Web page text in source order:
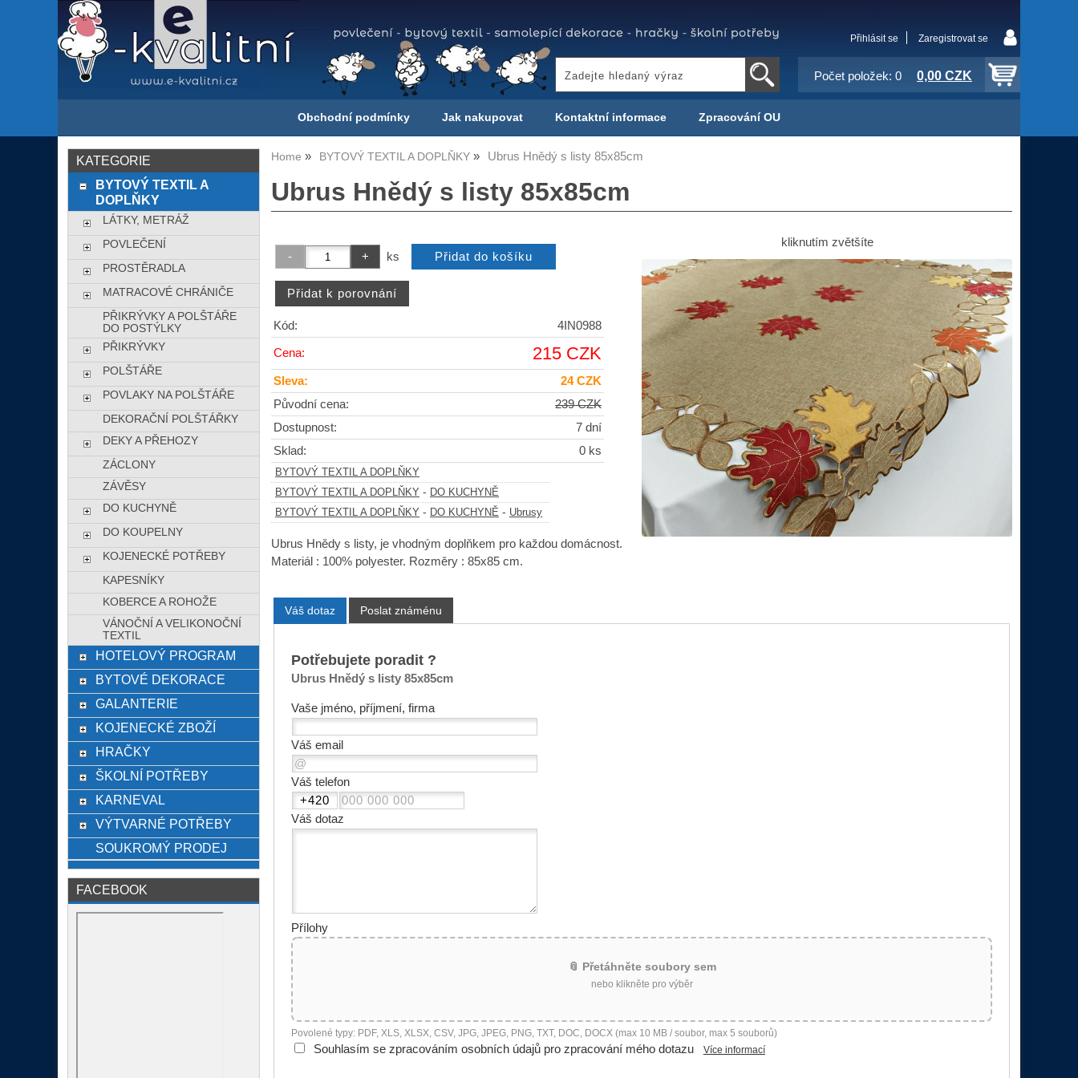
Přihlásit se Zaregistrovat se
Počet položek: 0 0,00 CZK
Obchodní podmínky Jak nakupovat Kontaktní informace Zpracování OU
Home BYTOVÝ TEXTIL A DOPLŇKY Ubrus Hnědý s listy 85x85cm
Ubrus Hnědý s listy 85x85cm
kliknutím zvětšíte
ks
Kód: 4IN0988
Cena: 215 CZK
Sleva:
24 CZK
Původní cena:
239 CZK
Dostupnost:
7 dní
Sklad:
0 ks
BYTOVÝ TEXTIL A DOPLŇKY
BYTOVÝ TEXTIL A DOPLŇKY - DO KUCHYNĚ
BYTOVÝ TEXTIL A DOPLŇKY - DO KUCHYNĚ - Ubrusy
Ubrus Hnědy s listy, je vhodným doplňkem pro každou domácnost.
Materiál : 100% polyester. Rozměry : 85x85 cm.
Váš dotaz Poslat známénu
Potřebujete poradit ?
Ubrus Hnědý s listy 85x85cm
Vaše jméno, příjmení, firma
Váš email
Váš telefon
Váš dotaz
Přílohy
📎 Přetáhněte soubory sem
nebo klikněte pro výběr
Povolené typy: PDF, XLS, XLSX, CSV, JPG, JPEG, PNG, TXT, DOC, DOCX (max 10 MB / soubor, max 5 souborů)
Souhlasím se zpracováním osobních údajů pro zpracování mého dotazu Více informací
KATEGORIE
BYTOVÝ TEXTIL A
DOPLŇKY
LÁTKY, METRÁŽ
POVLEČENÍ
PROSTĚRADLA
MATRACOVÉ CHRÁNIČE
PŘIKRÝVKY A POLŠTÁŘE
DO POSTÝLKY
PŘIKRÝVKY
POLŠTÁŘE
POVLAKY NA POLŠTÁŘE
DEKORAČNÍ POLŠTÁŘKY
DEKY A PŘEHOZY
ZÁCLONY
ZÁVĚSY
DO KUCHYNĚ
DO KOUPELNY
KOJENECKÉ POTŘEBY
KAPESNÍKY
KOBERCE A ROHOŽE
VÁNOČNÍ A VELIKONOČNÍ
TEXTIL
HOTELOVÝ PROGRAM
BYTOVÉ DEKORACE
GALANTERIE
KOJENECKÉ ZBOŽÍ
HRAČKY
ŠKOLNÍ POTŘEBY
KARNEVAL
VÝTVARNÉ POTŘEBY
SOUKROMÝ PRODEJ
FACEBOOK